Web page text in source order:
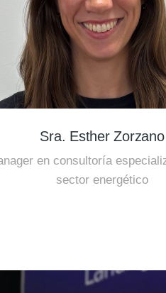
Sra. Esther Zorzano
en consultoría
sector energético